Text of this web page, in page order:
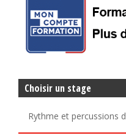
Choisir un stage